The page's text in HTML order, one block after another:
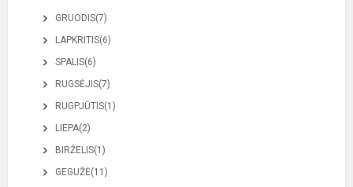
GRUODIS(7)
LAPKRITIS(6)
SPALIS(6)
RUGSĖJIS(7)
RUGPJŪTIS(1)
LIEPA(2)
BIRŽELIS(1)
GEGUŽĖ(11)